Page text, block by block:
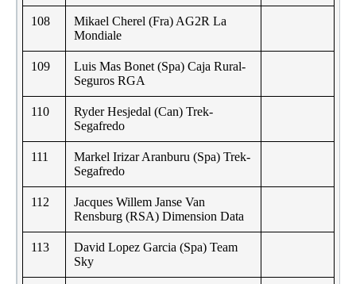
108
Mikael Cherel (Fra) AG2R La
Mondiale
109
Luis Mas Bonet (Spa) Caja Rural-
Seguros RGA
110
Ryder Hesjedal (Can) Trek-
Segafredo
111
Markel Irizar Aranburu (Spa) Trek-
Segafredo
112
Jacques Willem Janse Van
Rensburg (RSA) Dimension Data
113
David Lopez Garcia (Spa) Team
Sky